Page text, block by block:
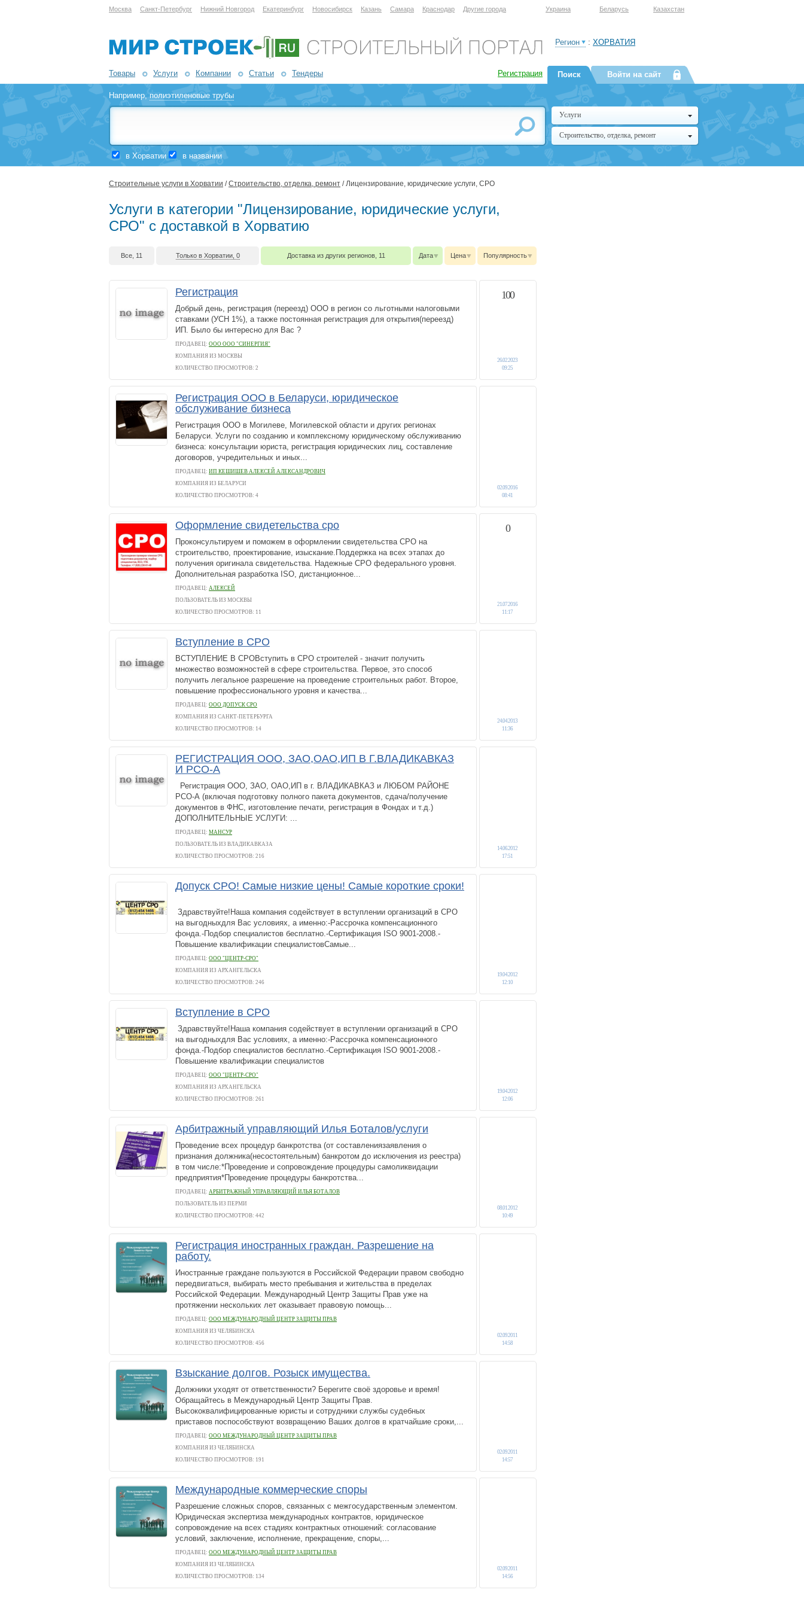
Москва Санкт-Петербург Нижний Новгород Екатеринбург Новосибирск Казань Самара Краснодар Другие города Украина Беларусь Казахстан
Товары Услуги Компании Статьи Тендеры Регистрация
Регион : ХОРВАТИЯ
Например,полиэтиленовые трубы
в Хорватии в названии
Поиск Войти на сайт
Услуги
Строительство, отделка, ремонт
Строительные услуги в Хорватии /Строительство, отделка, ремонт / Лицензирование, юридические услуги, СРО
Услуги в категории "Лицензирование, юридические услуги,
СРО" с доставкой в Хорватию
Все, 11 Только в Хорватии, 0 Доставка из других регионов, 11 Дата Цена Популярность
Регистрация
Добрый день, регистрация (переезд) ООО в регион со льготными налоговыми
ставками (УСН 1%), а также постоянная регистрация для открытия(переезд)
ИП. Было бы интересно для Вас ?
ПРОДАВЕЦ: ООО ООО "СИНЕРГИЯ"
КОМПАНИЯ ИЗ МОСКВЫ
КОЛИЧЕСТВО ПРОСМОТРОВ: 2
100
26.02.2023
09:25
Регистрация ООО в Беларуси, юридическое
обслуживание бизнеса
Регистрация ООО в Могилеве, Могилевской области и других регионах
Беларуси. Услуги по созданию и комплексному юридическому обслуживанию
бизнеса: консультации юриста, регистрация юридических лиц, составление
договоров, учредительных и иных...
ПРОДАВЕЦ: ИП КЕШИШЕВ АЛЕКСЕЙ АЛЕКСАНДРОВИЧ
КОМПАНИЯ ИЗ БЕЛАРУСИ
КОЛИЧЕСТВО ПРОСМОТРОВ: 4
02.09.2016
08:41
Оформление свидетельства сро
Проконсультируем и поможем в оформлении свидетельства СРО на
строительство, проектирование, изыскание.Поддержка на всех этапах до
получения оригинала свидетельства. Надежные СРО федерального уровня.
Дополнительная разработка ISO, дистанционное...
ПРОДАВЕЦ: АЛЕКСЕЙ
ПОЛЬЗОВАТЕЛЬ ИЗ МОСКВЫ
КОЛИЧЕСТВО ПРОСМОТРОВ: 11
0
21.07.2016
11:17
Вступление в СРО
ВСТУПЛЕНИЕ В СРОВступить в СРО строителей - значит получить
множество возможностей в сфере строительства. Первое, это способ
получить легальное разрешение на проведение строительных работ. Второе,
повышение профессионального уровня и качества...
ПРОДАВЕЦ: ООО ДОПУСК СРО
КОМПАНИЯ ИЗ САНКТ-ПЕТЕРБУРГА
КОЛИЧЕСТВО ПРОСМОТРОВ: 14
24.04.2013
11:36
РЕГИСТРАЦИЯ ООО, ЗАО,ОАО,ИП В Г.ВЛАДИКАВКАЗ
И РСО-А
Регистрация ООО, ЗАО, ОАО,ИП в г. ВЛАДИКАВКАЗ и ЛЮБОМ РАЙОНЕ
РСО-А (включая подготовку полного пакета документов, сдача/получение
документов в ФНС, изготовление печати, регистрация в Фондах и т.д.)
ДОПОЛНИТЕЛЬНЫЕ УСЛУГИ: ...
ПРОДАВЕЦ: МАНСУР
ПОЛЬЗОВАТЕЛЬ ИЗ ВЛАДИКАВКАЗА
КОЛИЧЕСТВО ПРОСМОТРОВ: 216
14.06.2012
17:51
Допуск СРО! Самые низкие цены! Самые короткие сроки!
Здравствуйте!Наша компания содействует в вступлении организаций в СРО
на выгодныхдля Вас условиях, а именно:-Рассрочка компенсационного
фонда.-Подбор специалистов бесплатно.-Сертификация ISO 9001-2008.-
Повышение квалификации специалистовСамые...
ПРОДАВЕЦ: ООО "ЦЕНТР-СРО"
КОМПАНИЯ ИЗ АРХАНГЕЛЬСКА
КОЛИЧЕСТВО ПРОСМОТРОВ: 246
19.04.2012
12:10
Вступление в СРО
Здравствуйте!Наша компания содействует в вступлении организаций в СРО
на выгодныхдля Вас условиях, а именно:-Рассрочка компенсационного
фонда.-Подбор специалистов бесплатно.-Сертификация ISO 9001-2008.-
Повышение квалификации специалистов
ПРОДАВЕЦ: ООО "ЦЕНТР-СРО"
КОМПАНИЯ ИЗ АРХАНГЕЛЬСКА
КОЛИЧЕСТВО ПРОСМОТРОВ: 261
19.04.2012
12:06
Арбитражный управляющий Илья Боталов/услуги
Проведение всех процедур банкротства (от составлениязаявления о
признания должника(несостоятельным) банкротом до исключения из реестра)
в том числе:*Проведение и сопровождение процедуры самоликвидации
предприятия*Проведение процедуры банкротства...
ПРОДАВЕЦ: АРБИТРАЖНЫЙ УПРАВЛЯЮЩИЙ ИЛЬЯ БОТАЛОВ
ПОЛЬЗОВАТЕЛЬ ИЗ ПЕРМИ
КОЛИЧЕСТВО ПРОСМОТРОВ: 442
08.01.2012
10:49
Регистрация иностранных граждан. Разрешение на
работу.
Иностранные граждане пользуются в Российской Федерации правом свободно
передвигаться, выбирать место пребывания и жительства в пределах
Российской Федерации. Международный Центр Защиты Прав уже на
протяжении нескольких лет оказывает правовую помощь...
ПРОДАВЕЦ: ООО МЕЖДУНАРОДНЫЙ ЦЕНТР ЗАЩИТЫ ПРАВ
КОМПАНИЯ ИЗ ЧЕЛЯБИНСКА
КОЛИЧЕСТВО ПРОСМОТРОВ: 456
02.09.2011
14:58
Взыскание долгов. Розыск имущества.
Должники уходят от ответственности? Берегите своё здоровье и время!
Обращайтесь в Международный Центр Защиты Прав.
Высококвалифицированные юристы и сотрудники службы судебных
приставов поспособствуют возвращению Ваших долгов в кратчайшие сроки,...
ПРОДАВЕЦ: ООО МЕЖДУНАРОДНЫЙ ЦЕНТР ЗАЩИТЫ ПРАВ
КОМПАНИЯ ИЗ ЧЕЛЯБИНСКА
КОЛИЧЕСТВО ПРОСМОТРОВ: 191
02.09.2011
14:57
Международные коммерческие споры
Разрешение сложных споров, связанных с межгосударственным элементом.
Юридическая экспертиза международных контрактов, юридическое
сопровождение на всех стадиях контрактных отношений: согласование
условий, заключение, исполнение, прекращение, споры,...
ПРОДАВЕЦ: ООО МЕЖДУНАРОДНЫЙ ЦЕНТР ЗАЩИТЫ ПРАВ
КОМПАНИЯ ИЗ ЧЕЛЯБИНСКА
КОЛИЧЕСТВО ПРОСМОТРОВ: 134
02.09.2011
14:56